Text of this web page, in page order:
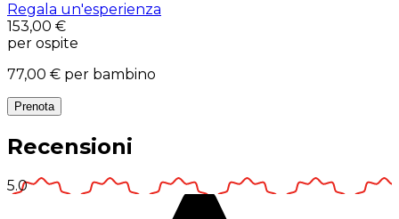
Regala un'esperienza
153,00 €
per ospite
77,00 € per bambino
Prenota
Recensioni
5.0